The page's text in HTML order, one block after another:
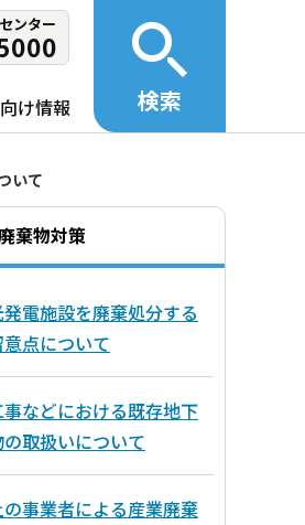
ンター
け情報 検索
いて
棄物対策
電施設を廃棄処分する
点について
などにおける既存地下
取扱いについて
事業者による産業廃棄